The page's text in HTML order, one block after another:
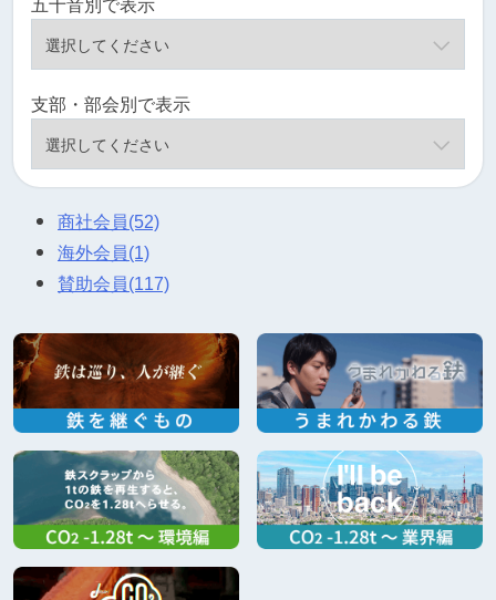
支部・部会別で表示
商社会員(52)
海外会員(1)
賛助会員(117)